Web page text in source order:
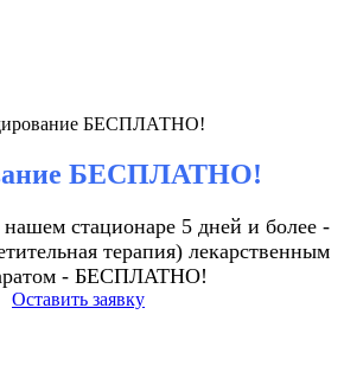
БЕСПЛАТНО!
стационаре 5 дней и более -
терапия) лекарственным
- БЕСПЛАТНО!
Оставить заявку